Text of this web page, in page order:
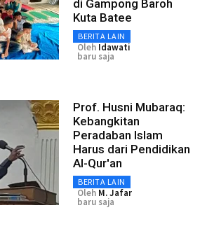
di Gampong Baroh
Kuta Batee
BERITA LAIN
Oleh Idawati
baru saja
Prof. Husni Mubaraq:
Kebangkitan
Peradaban Islam
Harus dari Pendidikan
Al-Qur'an
BERITA LAIN
Oleh M. Jafar
baru saja